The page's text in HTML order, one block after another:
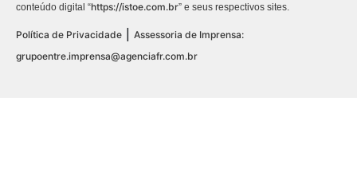
conteúdo digital “https://istoe.com.br” e seus respectivos sites.
Política de Privacidade
Assessoria de Imprensa:
grupoentre.imprensa@agenciafr.com.br